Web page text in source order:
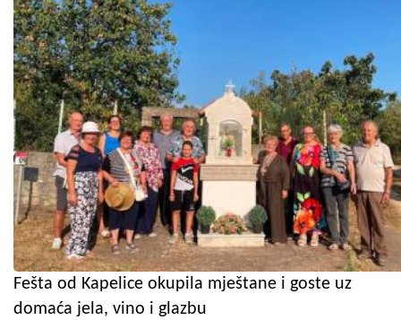
Fešta od Kapelice okupila mještane i goste uz
domaća jela, vino i glazbu